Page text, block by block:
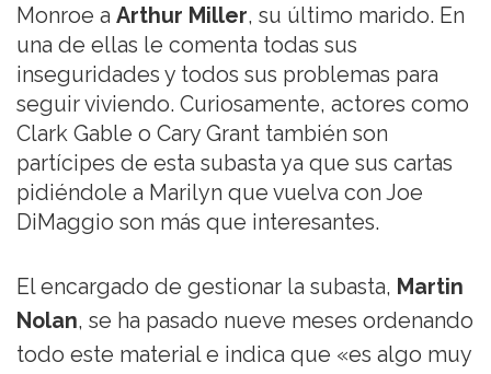
Monroe a Arthur Miller, su último marido. En
una de ellas le comenta todas sus
inseguridades y todos sus problemas para
seguir viviendo. Curiosamente, actores como
Clark Gable o Cary Grant también son
partícipes de esta subasta ya que sus cartas
pidiéndole a Marilyn que vuelva con Joe
DiMaggio son más que interesantes.
El encargado de gestionar la subasta, Martin
Nolan, se ha pasado nueve meses ordenando
todo este material e indica que «es algo muy